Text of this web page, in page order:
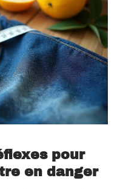
pour
en danger